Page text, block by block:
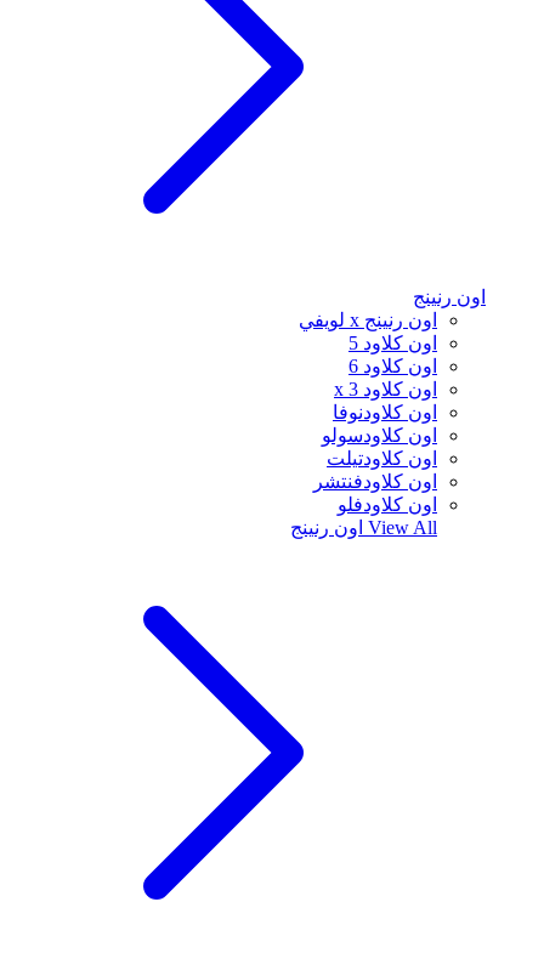
اون رنينج
اون رنينج x لويفي
اون كلاود 5
اون كلاود 6
اون كلاود x 3
اون كلاودنوفا
اون كلاودسولو
اون كلاودتيلت
اون كلاودفنتشر
اون كلاودفلو
View All اون رنينج